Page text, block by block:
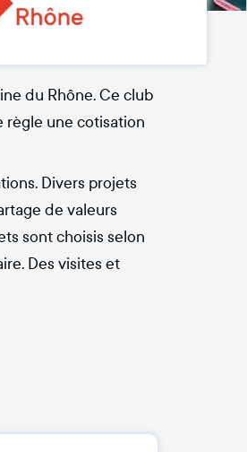
du Rhône. Ce club
règle une cotisation
Divers projets
de valeurs
sont choisis selon
Des visites et